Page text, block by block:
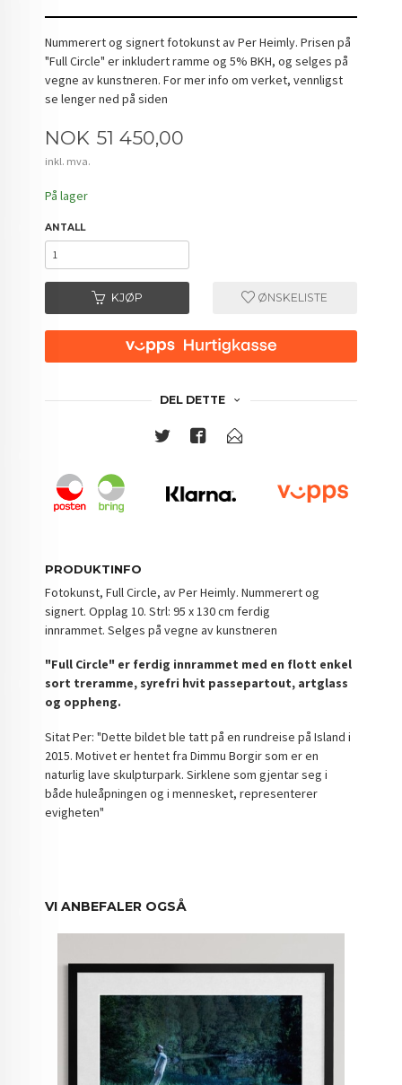
Nummerert og signert fotokunst av Per Heimly. Prisen på
"Full Circle" er inkludert ramme og 5% BKH, og selges på
vegne av kunstneren. For mer info om verket, vennligst
se lenger ned på siden
Pris
NOK 51 450,00
inkl. mva.
På lager
ANTALL
KJØP ØNSKELISTE
DEL DETTE
PRODUKTINFO
Fotokunst, Full Circle, av Per Heimly. Nummerert og
signert. Opplag 10. Strl: 95 x 130 cm ferdig
innrammet. Selges på vegne av kunstneren
"Full Circle" er ferdig innrammet med en flott enkel
sort treramme, syrefri hvit passepartout, artglass
og oppheng.
Sitat Per: "Dette bildet ble tatt på en rundreise på Island i
2015. Motivet er hentet fra Dimmu Borgir som er en
naturlig lave skulpturpark. Sirklene som gjentar seg i
både huleåpningen og i mennesket, representerer
evigheten"
VI ANBEFALER OGSÅ